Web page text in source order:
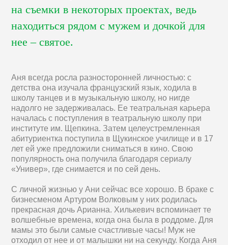
на съемки в некоторых проектах, ведь
находиться рядом с мужем и дочкой для
нее – святое.
Аня всегда росла разносторонней личностью: с
детства она изучала французский язык, ходила в
школу танцев и в музыкальную школу, но нигде
надолго не задерживалась. Ее театральная карьера
началась с поступления в театральную школу при
институте им. Щепкина. Затем целеустремленная
абитуриентка поступила в Щукинское училище и в 17
лет ей уже предложили сниматься в кино. Свою
популярность она получила благодаря сериалу
«Универ», где снимается и по сей день.
С личной жизнью у Ани сейчас все хорошо. В браке с
бизнесменом Артуром Волковым у них родилась
прекрасная дочь Арианна. Хилькевич вспоминает те
волшебные времена, когда она была в роддоме. Для
мамы это были самые счастливые часы! Муж не
отходил от нее и от малышки ни на секунду. Когда Аня